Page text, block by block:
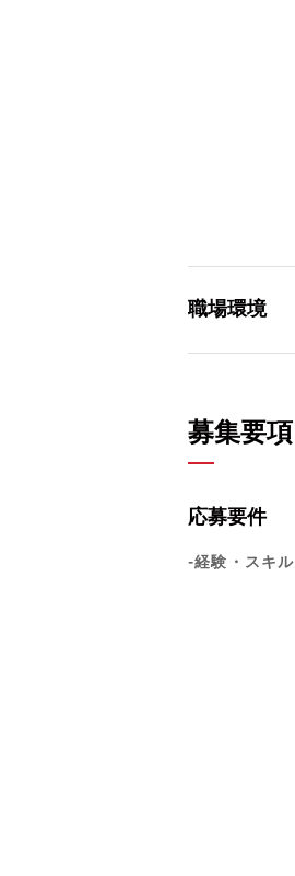
職場環境
募集要項
応募要件
-経験・スキル